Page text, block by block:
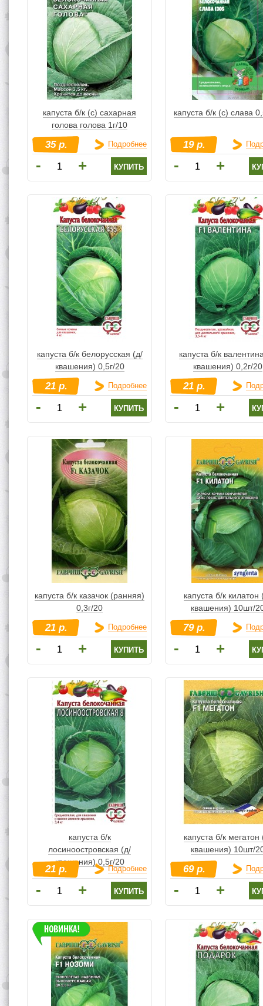
капуста б/к (с) сахарная
голова голова 1г/10
35 р. Подробнее
- + купить
капуста б/к (с) слава
19 р.
- +
капуста б/к белорусская (д/
квашения) 0,5г/20
21 р. Подробнее
- + купить
капуста б/к
квашения) 0,2г/20
21 р.
- +
капуста б/к казачок (ранняя)
0,3г/20
21 р. Подробнее
- + купить
капуста б/к килатон
квашения) 10шт/
79 р.
- +
капуста б/к
лосиноостровская (д/
квашения) 0,5г/20
21 р. Подробнее
- + купить
капуста б/к мегатон
квашения) 10шт/
69 р.
- +